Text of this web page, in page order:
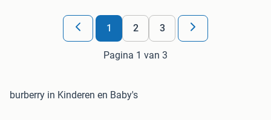
1 2 3
Pagina 1 van 3
burberry in Kinderen en Baby's